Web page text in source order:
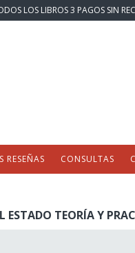
LOS LIBROS 3 PAGOS SIN
RESEÑAS CONSULTAS
ESTADO TEORÍA Y